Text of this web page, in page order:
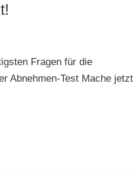
Fragen für die
Abnehmen-Test Mache jetzt